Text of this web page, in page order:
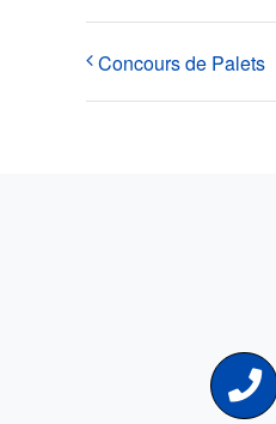
Concours de Palets